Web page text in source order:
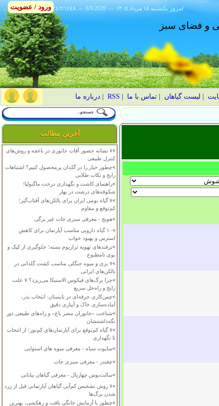
٢٤/٢/١٤٤٨ --- 8/9/2026 --- ۱۴۰۵ يکشنبه ۱۸ مرداد امروز
و فضای سبز
لیست گیاهان |تماس با ما RSS
|درباره ما
آخرین مطالب
>
۷ نشانه حضور آفات جانوری در باغچه و روش‌های
کنترل طبیعی
>چطور خیار را در گلدان پرمحصول کنیم؟ اشتباهات
رایج و نکات طلایی
>راهنمای کاشت و نگهداری درخت ماگنولیا؛
شکوفه‌های درشت در بهار
>
۷ گیاه بومی ایران برای بالکن‌های آفتاب‌گیر؛
کم‌توقع و مقاوم
>هویج - معرفی سبزی جات غیر برگی
>
۱۰ گیاه دارویی مناسب آپارتمان برای کاهش
استرس و بهبود خواب
>ترفندهای تهویه تراریوم بسته؛ جلوگیری از کپک و
بوی نامطبوع
>
۷ بری و میوه جنگلی مناسب کشت گلدانی در
بالکن‌های ایرانی
>
چرا برگ‌های فیکوس الاستیکا می‌ریزد؟ ۷ علت
رایج و راه‌حل سریع
>چمن‌کاری حرفه‌ای در تابستان: انتخاب بذر،
آماده‌سازی خاک و آبیاری دقیق
>شناخت «جانوران مضر باغ» و راه‌های طبیعی دور
نگه‌داشتنشان
>
۷ گیاه کم‌توقع برای آپارتمان‌های کم‌نور؛ از انتخاب
تا نگهداری
>ساپوت سیاه - معرفی میوه های استوایی
>چغندر - معرفی سبزی جات
>سالت‌بوش چهاربال - معرفی گیاهان بیابانی
>
۷ روش تشخیص کم‌آبی گیاهان آپارتمانی قبل از زرد
شدن برگ‌ها
>چطور با آزمایش خانگی بافت و زهکشی، بهترین
ورود / عضویت